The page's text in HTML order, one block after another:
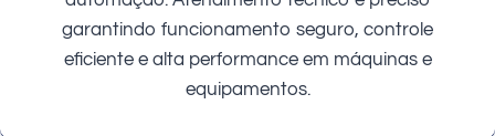
garantindo funcionamento seguro, controle
eficiente e alta performance em máquinas e
equipamentos.